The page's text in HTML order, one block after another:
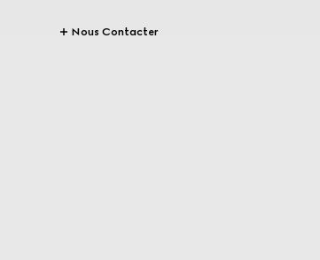
Nous Contacter